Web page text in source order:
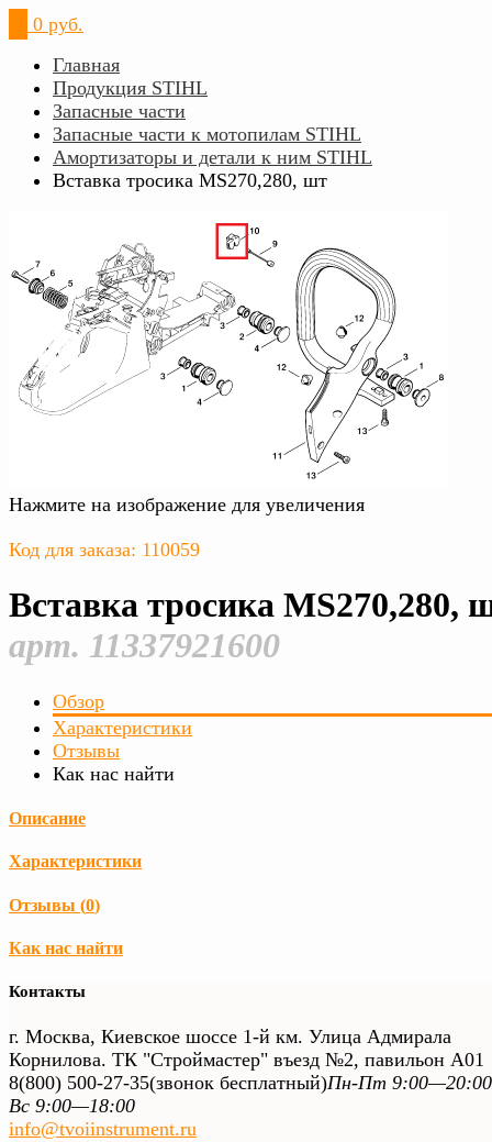
0 руб.
Главная
Продукция STIHL
Запасные части
Запасные части к мотопилам STIHL
Амортизаторы и детали к ним STIHL
Вставка тросика MS270,280, шт
Нажмите на изображение для увеличения
Код для заказа: 110059
Вставка тросика MS270,280,
арт. 11337921600
Обзор
Характеристики
Отзывы
Как нас найти
Описание
Характеристики
Отзывы (0)
Как нас найти
Контакты
г. Москва, Киевское шоссе 1-й км. Улица Адмирала
Корнилова. ТК "Строймастер" въезд №2, павильон А01
8(800) 500-27-35(звонок бесплатный)Пн-Пт
Вс 9:00—18:00
info@tvoiinstrument.ru